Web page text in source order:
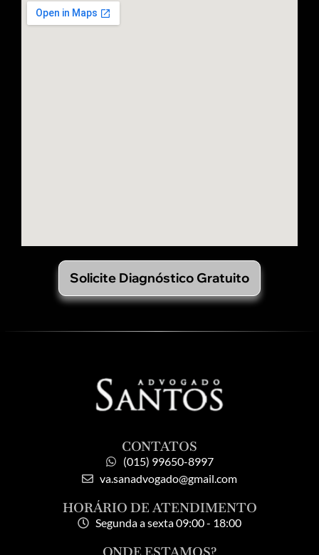
Solicite Diagnóstico Gratuito
CONTATOS
(015) 99650-8997
va.sanadvogado@gmail.com
HORÁRIO DE ATENDIMENTO
Segunda a sexta 09:00 - 18:00